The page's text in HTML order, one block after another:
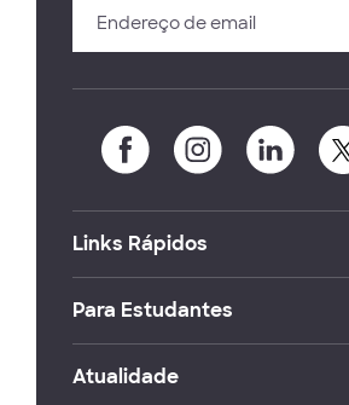
Links Rápidos
Para Estudantes
Atualidade